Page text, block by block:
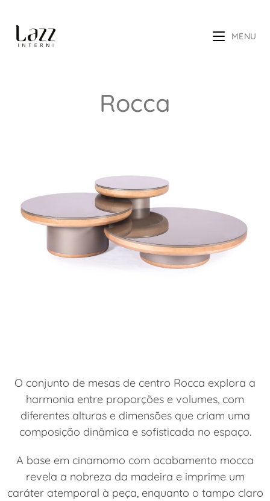
MENU
Rocca
O conjunto de mesas de centro Rocca explora a
harmonia entre proporções e volumes, com
diferentes alturas e dimensões que criam uma
composição dinâmica e sofisticada no espaço.
A base em cinamomo com acabamento mocca
revela a nobreza da madeira e imprime um
caráter atemporal à peça, enquanto o tampo claro